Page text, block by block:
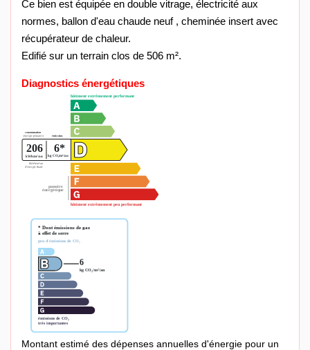
Ce bien est équipée en double vitrage, électricité aux
normes, ballon d'eau chaude neuf , cheminée insert avec
récupérateur de chaleur.
Edifié sur un terrain clos de 506 m².
Diagnostics énergétiques
Montant estimé des dépenses annuelles d'énergie pour un